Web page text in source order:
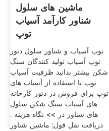
ماشین های سلول
شناور کارآمد آسیاب
توپ
توپ آسیاب و شناور سلول دنور
توپ آسیاب تولید کنندگان سنگ
شکن بیشتر بدانید ظرفیت آسیاب
توپ با استفاده از آسیاب های
توپ برای فروش در دنور کارخانه
های آسیاب سنگ شکن سلول
های شناور در >> نگاه هزینه .
دریافت نقل قول; ماشین شناور